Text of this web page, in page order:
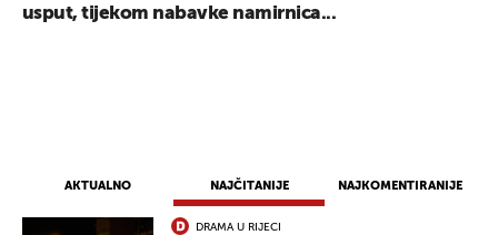
AKTUALNO NAJČITANIJE NAJKOMENTIRANIJE
DRAMA U RIJECI
usput, tijekom nabavke namirnica...